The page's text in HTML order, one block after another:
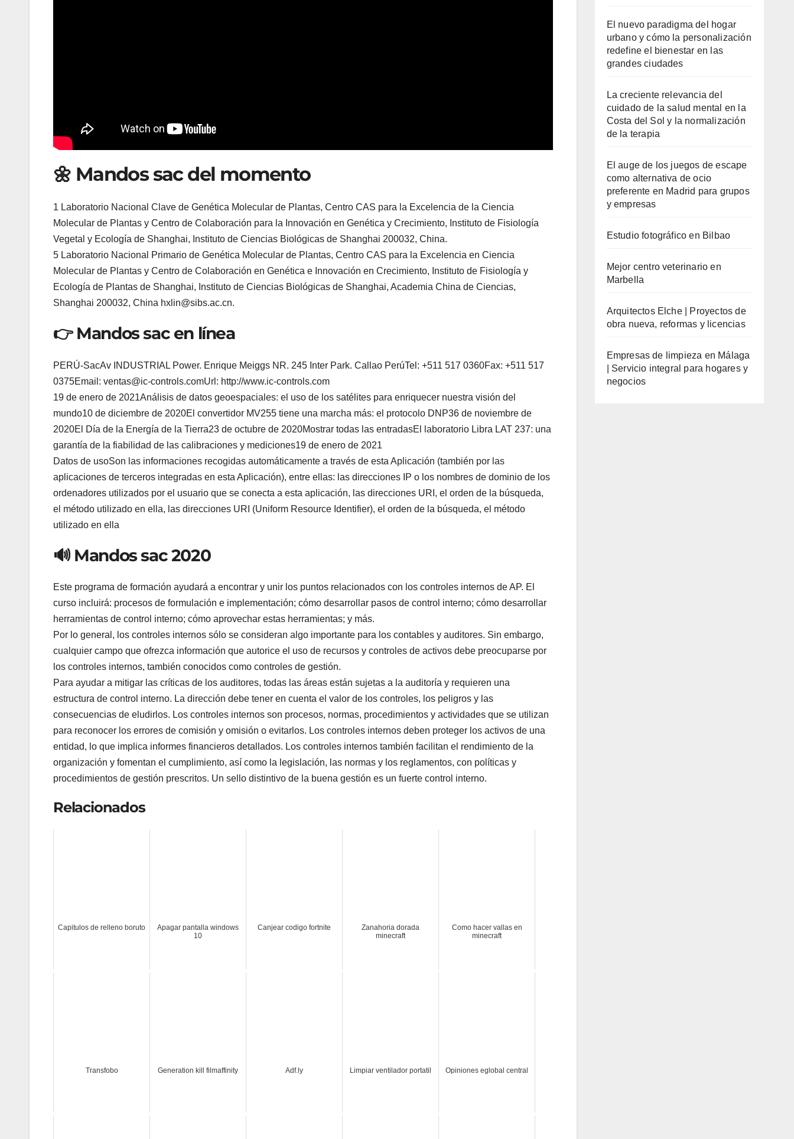
🌼 Mandos sac del momento
1 Laboratorio Nacional Clave de Genética Molecular de Plantas, Centro CAS para la Excelencia de la Ciencia
Molecular de Plantas y Centro de Colaboración para la Innovación en Genética y Crecimiento, Instituto de Fisiología
Vegetal y Ecología de Shanghai, Instituto de Ciencias Biológicas de Shanghai 200032, China.
5 Laboratorio Nacional Primario de Genética Molecular de Plantas, Centro CAS para la Excelencia en Ciencia
Molecular de Plantas y Centro de Colaboración en Genética e Innovación en Crecimiento, Instituto de Fisiología y
Ecología de Plantas de Shanghai, Instituto de Ciencias Biológicas de Shanghai, Academia China de Ciencias,
Shanghai 200032, China hxlin@sibs.ac.cn.
👉 Mandos sac en línea
PERÚ-SacAv INDUSTRIAL Power. Enrique Meiggs NR. 245 Inter Park. Callao PerúTel: +511 517 0360Fax: +511 517
0375Email: ventas@ic-controls.comUrl: http://www.ic-controls.com
19 de enero de 2021Análisis de datos geoespaciales: el uso de los satélites para enriquecer nuestra visión del
mundo10 de diciembre de 2020El convertidor MV255 tiene una marcha más: el protocolo DNP36 de noviembre de
2020El Día de la Energía de la Tierra23 de octubre de 2020Mostrar todas las entradasEl laboratorio Libra LAT 237: una
garantía de la fiabilidad de las calibraciones y mediciones19 de enero de 2021
Datos de usoSon las informaciones recogidas automáticamente a través de esta Aplicación (también por las
aplicaciones de terceros integradas en esta Aplicación), entre ellas: las direcciones IP o los nombres de dominio de los
ordenadores utilizados por el usuario que se conecta a esta aplicación, las direcciones URI, el orden de la búsqueda,
el método utilizado en ella, las direcciones URI (Uniform Resource Identifier), el orden de la búsqueda, el método
utilizado en ella
🔊 Mandos sac 2020
Este programa de formación ayudará a encontrar y unir los puntos relacionados con los controles internos de AP. El
curso incluirá: procesos de formulación e implementación; cómo desarrollar pasos de control interno; cómo desarrollar
herramientas de control interno; cómo aprovechar estas herramientas; y más.
Por lo general, los controles internos sólo se consideran algo importante para los contables y auditores. Sin embargo,
cualquier campo que ofrezca información que autorice el uso de recursos y controles de activos debe preocuparse por
los controles internos, también conocidos como controles de gestión.
Para ayudar a mitigar las críticas de los auditores, todas las áreas están sujetas a la auditoría y requieren una
estructura de control interno. La dirección debe tener en cuenta el valor de los controles, los peligros y las
consecuencias de eludirlos. Los controles internos son procesos, normas, procedimientos y actividades que se utilizan
para reconocer los errores de comisión y omisión o evitarlos. Los controles internos deben proteger los activos de una
entidad, lo que implica informes financieros detallados. Los controles internos también facilitan el rendimiento de la
organización y fomentan el cumplimiento, así como la legislación, las normas y los reglamentos, con políticas y
procedimientos de gestión prescritos. Un sello distintivo de la buena gestión es un fuerte control interno.
Relacionados
Capitulos de relleno boruto
Apagar pantalla windows
10
Canjear codigo fortnite
Zanahoria dorada
minecraft
Como hacer vallas en
minecraft
Transfobo Generation kill filmaffinity Adf.ly Limpiar ventilador portatil Opiniones eglobal central
El nuevo paradigma del hogar
urbano y cómo la personalización
redefine el bienestar en las
grandes ciudades
La creciente relevancia del
cuidado de la salud mental en la
Costa del Sol y la normalización
de la terapia
El auge de los juegos de escape
como alternativa de ocio
preferente en Madrid para grupos
y empresas
Estudio fotográfico en Bilbao
Mejor centro veterinario en
Marbella
Arquitectos Elche | Proyectos de
obra nueva, reformas y licencias
Empresas de limpieza en Málaga
| Servicio integral para hogares y
negocios